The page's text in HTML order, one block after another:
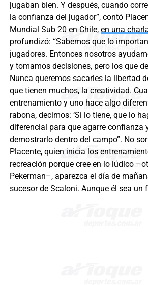
jugaban bien. Y después, cuando
la confianza del jugador”, contó
Mundial Sub 20 en Chile, en una
profundizó: “Sabemos que lo
jugadores. Entonces nosotros
y tomamos decisiones, pero los que
Nunca queremos sacarles la libertad
que tienen muchos, la creatividad.
entrenamiento y uno hace algo
rabona, decimos: ‘Si lo tiene, que lo
diferencial para que agarre confianza
demostrarlo dentro del campo”. No
Placente, quien inicia los
recreación porque cree en lo lúdico
Pekerman–, aparezca el día de
sucesor de Scaloni. Aunque él sea un